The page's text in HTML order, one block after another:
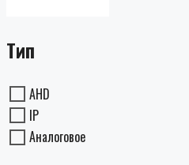
Тип
AHD
IP
Аналоговое